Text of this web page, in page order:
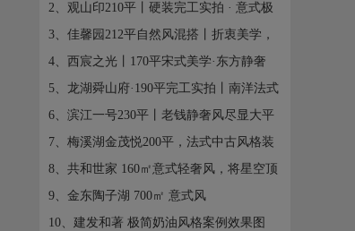
2、观山印210平丨硬装完工实拍 · 意式极
简
3、佳馨园212平自然风混搭丨折衷美学，
光影艺 ...
4、西宸之光丨170平宋式美学·东方静奢
5、龙湖舜山府·190平完工实拍丨南洋法式
混搭
6、滨江一号230平丨老钱静奢风尽显大平
层格调
7、梅溪湖金茂悦200平，法式中古风格装
修案例 ...
8、共和世家 160㎡意式轻奢风，将星空顶
带回家
9、金东陶子湖 700㎡ 意式风
10、建发和著 极简奶油风格案例效果图